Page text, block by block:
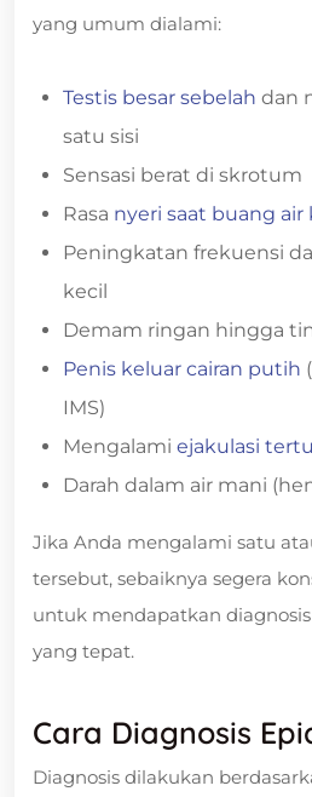
yang umum dialami:
Testis besar sebelah dan
satu sisi
Sensasi berat di skrotum
Rasa nyeri saat buang air
Peningkatan frekuensi
kecil
Demam ringan hingga
Penis keluar cairan putih
IMS)
Mengalami ejakulasi
Darah dalam air mani
Jika Anda mengalami satu
tersebut, sebaiknya segera
untuk mendapatkan
yang tepat.
Cara Diagnosis
Diagnosis dilakukan